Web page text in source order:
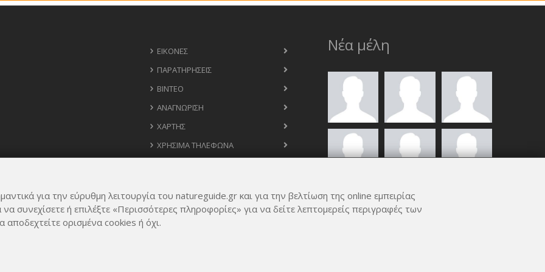
ΕΙΚΌΝΕΣ
ΠΑΡΑΤΗΡΉΣΕΙΣ
ΒΊΝΤΕΟ
ΑΝΑΓΝΏΡΙΣΗ
ΧΆΡΤΗΣ
ΧΡΉΣΙΜΑ ΤΗΛΈΦΩΝΑ
Νέα μέλη
ΟΛΑ ΤΑ ΜΈΛΗ
για την εύρυθμη λειτουργία του natureguide.gr και για την βελτίωση της online εμπειρίας
συνεχίσετε ή επιλέξτε «Περισσότερες πληροφορίες» για να δείτε λεπτομερείς περιγραφές των
ορισμένα cookies ή όχι.